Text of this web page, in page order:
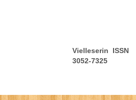
Vielleserin ISSN
3052-7325